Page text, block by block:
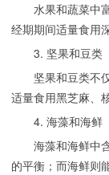
水果和蔬菜中富
经期期间适量食用
3. 坚果和豆类
坚果和豆类不仅
适量食用黑芝麻、
4. 海藻和海鲜
海藻和海鲜中含
的平衡；而海鲜则